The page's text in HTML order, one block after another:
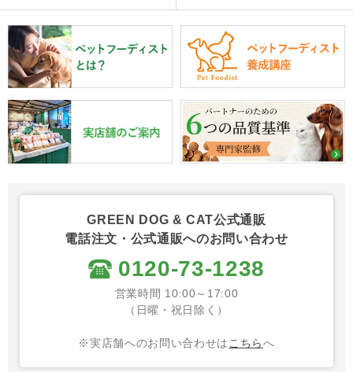
GREEN DOG & CAT公式通販
電話注文・公式通販へのお問い合わせ
0120-73-1238
営業時間 10:00～17:00
（日曜・祝日除く）
※実店舗へのお問い合わせは こちらへ